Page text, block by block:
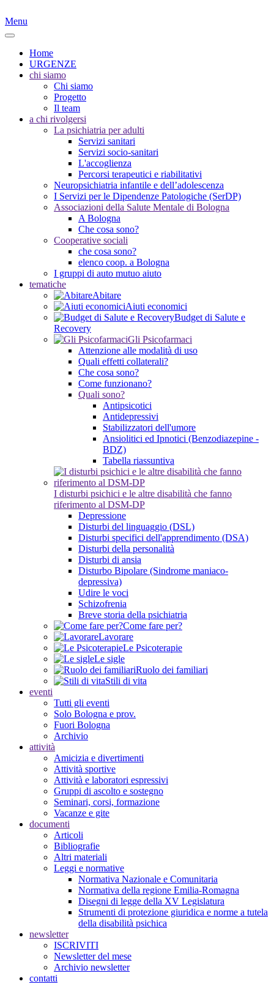
Menu
Home
URGENZE
chi siamo
Chi siamo
Progetto
Il team
a chi rivolgersi
La psichiatria per adulti
Servizi sanitari
Servizi socio-sanitari
L'accoglienza
Percorsi terapeutici e riabilitativi
Neuropsichiatria infantile e dell’adolescenza
I Servizi per le Dipendenze Patologiche (SerDP)
Associazioni della Salute Mentale di Bologna
A Bologna
Che cosa sono?
Cooperative sociali
che cosa sono?
elenco coop. a Bologna
I gruppi di auto mutuo aiuto
tematiche
Abitare
Aiuti economici
Budget di Salute e
Recovery
Gli Psicofarmaci
Attenzione alle modalità di uso
Quali effetti collaterali?
Che cosa sono?
Come funzionano?
Quali sono?
Antipsicotici
Antidepressivi
Stabilizzatori dell'umore
Ansiolitici ed Ipnotici (Benzodiazepine -
BDZ)
Tabella riassuntiva
I disturbi psichici e le altre disabilità che fanno
riferimento al DSM-DP
Depressione
Disturbi del linguaggio (DSL)
Disturbi specifici dell'apprendimento (DSA)
Disturbi della personalità
Disturbi di ansia
Disturbo Bipolare (Sindrome maniaco-
depressiva)
Udire le voci
Schizofrenia
Breve storia della psichiatria
Come fare per?
Lavorare
Le Psicoterapie
Le sigle
Ruolo dei familiari
Stili di vita
eventi
Tutti gli eventi
Solo Bologna e prov.
Fuori Bologna
Archivio
attività
Amicizia e divertimenti
Attività sportive
Attività e laboratori espressivi
Gruppi di ascolto e sostegno
Seminari, corsi, formazione
Vacanze e gite
documenti
Articoli
Bibliografie
Altri materiali
Leggi e normative
Normativa Nazionale e Comunitaria
Normativa della regione Emilia-Romagna
Disegni di legge della XV Legislatura
Strumenti di protezione giuridica e norme a tutela
della disabilità psichica
newsletter
ISCRIVITI
Newsletter del mese
Archivio newsletter
contatti